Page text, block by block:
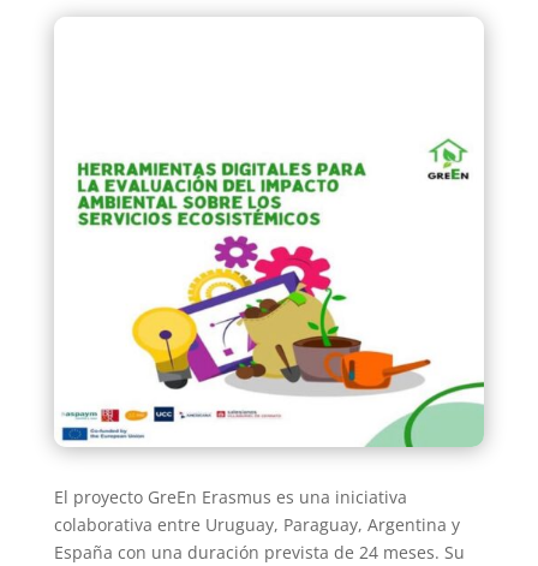
El proyecto GreEn Erasmus es una iniciativa
colaborativa entre Uruguay, Paraguay, Argentina y
España con una duración prevista de 24 meses. Su